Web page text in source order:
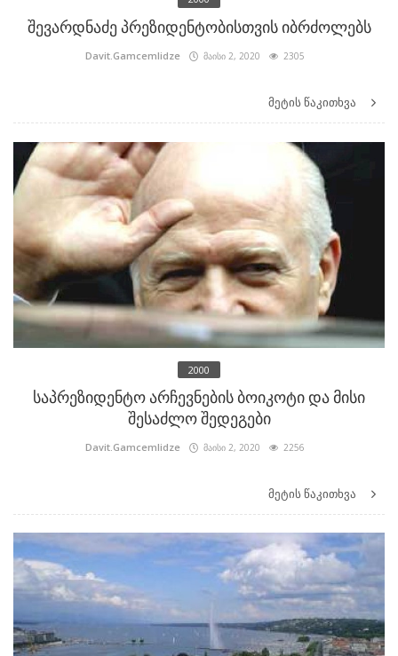
შევარდნაძე პრეზიდენტობისთვის იბრძოლებს
Davit.Gamcemlidze მაისი 2, 2020 2305
მეტის წაკითხვა
2000
საპრეზიდენტო არჩევნების ბოიკოტი და მისი
შესაძლო შედეგები
Davit.Gamcemlidze მაისი 2, 2020 2256
მეტის წაკითხვა